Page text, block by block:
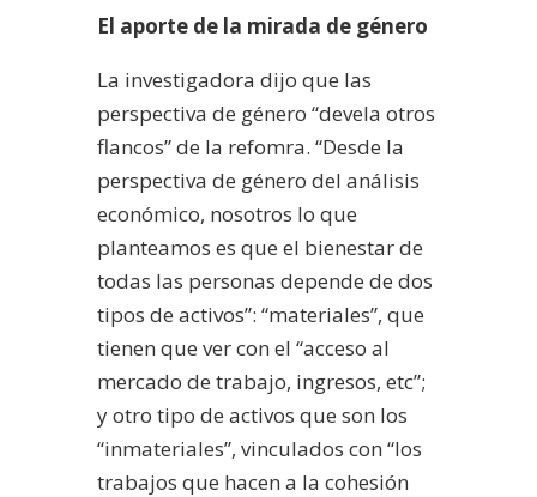
El aporte de la mirada de género
La investigadora dijo que las
perspectiva de género “devela otros
flancos” de la refomra. “Desde la
perspectiva de género del análisis
económico, nosotros lo que
planteamos es que el bienestar de
todas las personas depende de dos
tipos de activos”: “materiales”, que
tienen que ver con el “acceso al
mercado de trabajo, ingresos, etc”;
y otro tipo de activos que son los
“inmateriales”, vinculados con “los
trabajos que hacen a la cohesión